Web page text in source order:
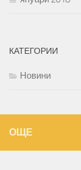
КАТЕГОРИИ
Новини
ОЩЕ